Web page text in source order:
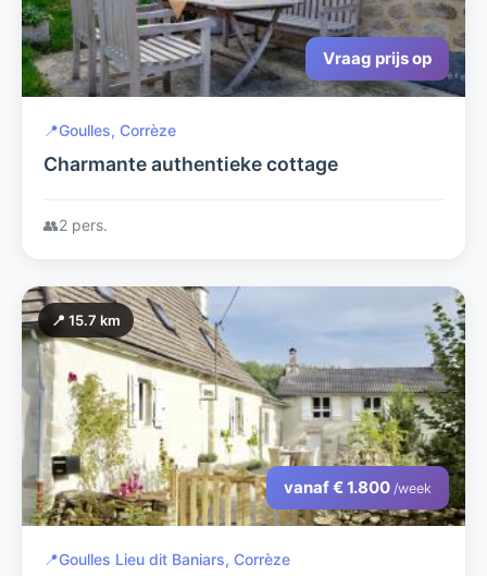
Vraag prijs op
📍Goulles, Corrèze
Charmante authentieke cottage
👥2 pers.
📍 15.7 km
vanaf € 1.800 /week
📍Goulles Lieu dit Baniars, Corrèze